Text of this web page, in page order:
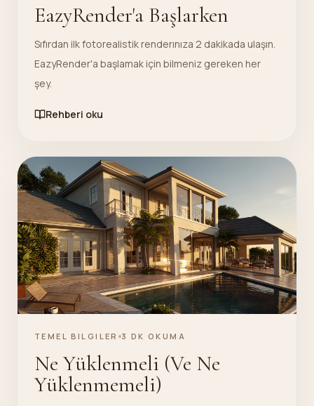
EazyRender'a Başlarken
Sıfırdan ilk fotorealistik renderınıza 2 dakikada ulaşın.
EazyRender'a başlamak için bilmeniz gereken her
şey.
Rehberi oku
TEMEL BILGILER 3 DK OKUMA
Ne Yüklenmeli (Ve Ne
Yüklenmemeli)